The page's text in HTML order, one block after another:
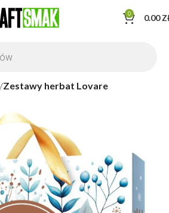
0 0.00
Zestawy herbat Lovare